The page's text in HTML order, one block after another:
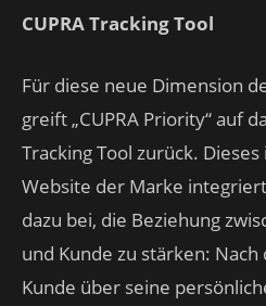
CUPRA Tracking Tool
Für diese neue Dimension
greift „CUPRA Priority“ auf
Tracking Tool zurück.
Website der Marke
dazu bei, die Beziehung
und Kunde zu stärken:
Kunde über seine